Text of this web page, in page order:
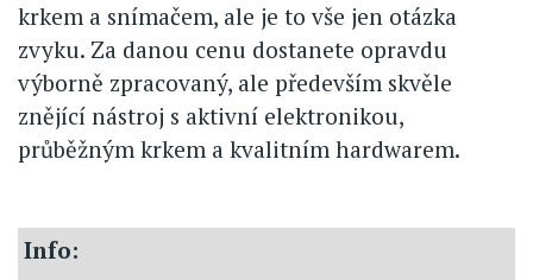
krkem a snímačem, ale je to vše jen otázka
zvyku. Za danou cenu dostanete opravdu
výborně zpracovaný, ale především skvěle
znějící nástroj s aktivní elektronikou,
průběžným krkem a kvalitním hardwarem.
Info: